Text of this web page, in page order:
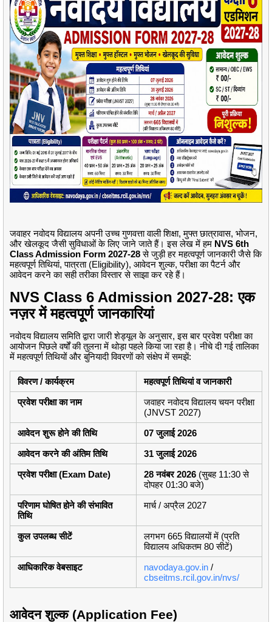
जवाहर नवोदय विद्यालय अपनी उच्च गुणवत्ता वाली शिक्षा, मुफ्त छात्रावास, भोजन,
और खेलकूद जैसी सुविधाओं के लिए जाने जाते हैं। इस लेख में हम NVS 6th
Class Admission Form 2027-28से जुड़ी हर महत्वपूर्ण जानकारी जैसे कि
महत्वपूर्ण तिथियां, पात्रता (Eligibility), आवेदन शुल्क, परीक्षा का पैटर्न और
आवेदन करने का सही तरीका विस्तार से साझा कर रहे हैं।
NVS Class 6 Admission 2027-28: एक
नज़र में महत्वपूर्ण जानकारियां
नवोदय विद्यालय समिति द्वारा जारी शेड्यूल के अनुसार, इस बार प्रवेश परीक्षा का
आयोजन पिछले वर्षों की तुलना में थोड़ा पहले किया जा रहा है। नीचे दी गई तालिका
में महत्वपूर्ण तिथियों और बुनियादी विवरणों को संक्षेप में समझें:
विवरण / कार्यक्रम
महत्वपूर्ण तिथियां व जानकारी
प्रवेश परीक्षा का नाम
जवाहर नवोदय विद्यालय चयन परीक्षा
(JNVST 2027)
आवेदन शुरू होने की तिथि
07 जुलाई 2026
आवेदन करने की अंतिम तिथि
31 जुलाई 2026
प्रवेश परीक्षा (Exam Date)
28 नवंबर 2026 (सुबह 11:30 से
दोपहर 01:30 बजे)
परिणाम घोषित होने की संभावित
तिथि
मार्च / अप्रैल 2027
कुल उपलब्ध सीटें
लगभग 665 विद्यालयों में (प्रति
विद्यालय अधिकतम 80 सीटें)
आधिकारिक वेबसाइट
navodaya.gov.in /
cbseitms.rcil.gov.in/nvs/
आवेदन शुल्क (Application Fee)